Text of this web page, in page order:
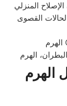
المنزلي
القصوى
الهرم
الهرم